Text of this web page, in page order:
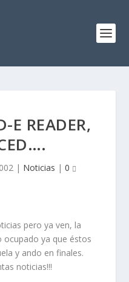
E READER,
| Noticias | 0
pero ya ven, la
ocupado ya que éstos
y ando en finales.
noticias!!!